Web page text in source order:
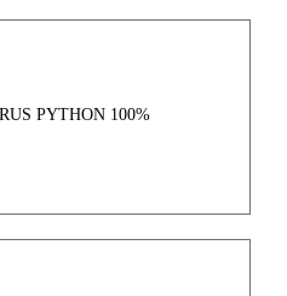
PYTHON 100%